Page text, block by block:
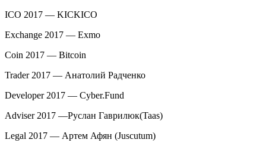
ICO 2017 — KICKICO
Exchange 2017 — Exmo
Coin 2017 — Bitcoin
Trader 2017 — Анатолий Радченко
Developer 2017 — Cyber.Fund
Adviser 2017 —Руслан Гаврилюк(Taas)
Legal 2017 — Артем Афян (Juscutum)